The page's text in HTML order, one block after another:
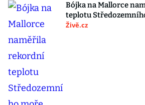
Bójka na Mallorce
teplotu
Živě.cz